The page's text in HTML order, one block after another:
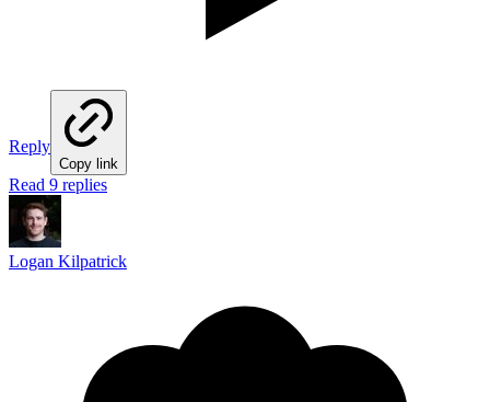
Reply
Copy link
Read 9 replies
Logan Kilpatrick